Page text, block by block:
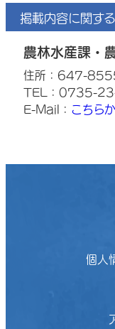
掲載内容に関す
農林水産課・
住所：647-8555
TEL：0735-
E-Mail： こちら
個人